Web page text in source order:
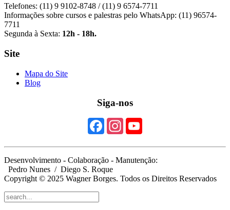
Telefones: (11) 9 9102-8748 / (11) 9 6574-7711
Informações sobre cursos e palestras pelo WhatsApp: (11) 96574-
7711
Segunda à Sexta: 12h - 18h.
Site
Mapa do Site
Blog
Siga-nos
Desenvolvimento - Colaboração - Manutenção:
Pedro Nunes / Diego S. Roque
Copyright © 2025 Wagner Borges. Todos os Direitos Reservados